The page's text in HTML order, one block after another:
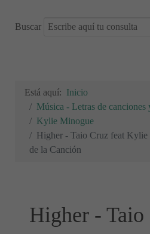
Buscar
Está aquí: Inicio
Música - Letras de
Kylie Minogue
Higher - Taio Cruz feat
de la Canción
Higher - Taio